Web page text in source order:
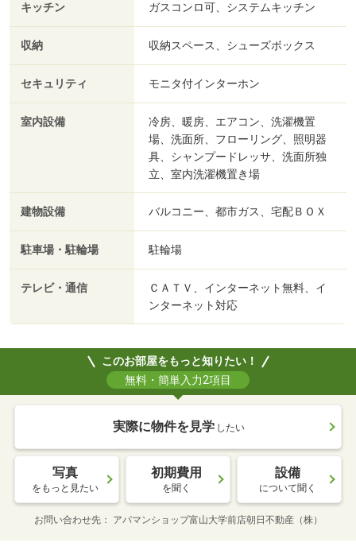
キッチン ガスコンロ可、システムキッチン
収納 収納スペース、シューズボックス
セキュリティ モニタ付インターホン
室内設備
冷房、暖房、エアコン、洗濯機置
場、洗面所、フローリング、照明器
具、シャンプードレッサ、洗面所独
立、室内洗濯機置き場
建物設備 バルコニー、都市ガス、宅配ＢＯＸ
駐車場・駐輪場 駐輪場
テレビ・通信
ＣＡＴＶ、インターネット無料、イ
ンターネット対応
このお部屋をもっと知りたい！
無料・簡単入力2項目
実際に物件を見学 したい
写真
をもっと見たい
初期費用
を聞く
設備
について聞く
お問い合わせ先 アパマンショップ富山大学前店朝日不動産（株）